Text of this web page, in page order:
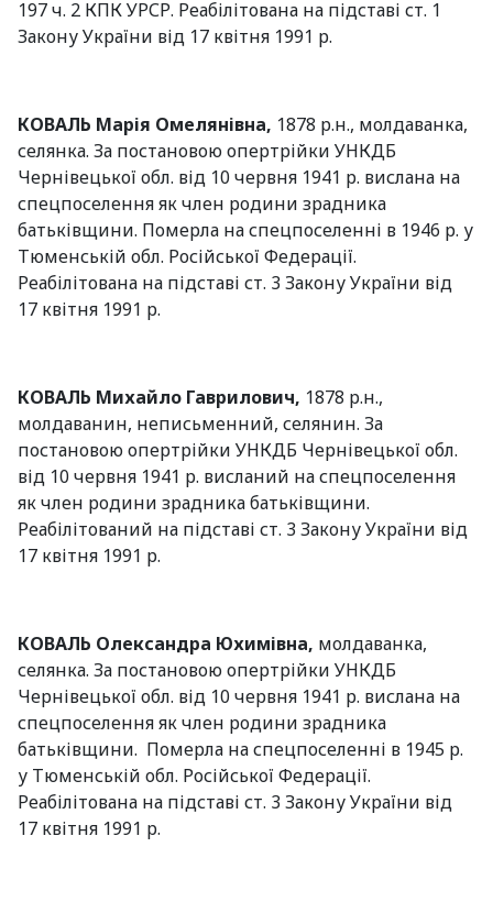
197 ч. 2 КПК УРСР. Реабілітована на підставі ст. 1
Закону України від 17 квітня 1991 р.
КОВАЛЬ Марія Омелянівна, 1878 р.н., молдаванка,
селянка. За постановою опертрійки УНКДБ
Чернівецької обл. від 10 червня 1941 р. вислана на
спецпоселення як член родини зрадника
батьківщини. Померла на спецпоселенні в 1946 р. у
Тюменській обл. Російської Федерації.
Реабілітована на підставі ст. 3 Закону України від
17 квітня 1991 р.
КОВАЛЬ Михайло Гаврилович, 1878 р.н.,
молдаванин, неписьменний, селянин. За
постановою опертрійки УНКДБ Чернівецької обл.
від 10 червня 1941 р. висланий на спецпоселення
як член родини зрадника батьківщини.
Реабілітований на підставі ст. 3 Закону України від
17 квітня 1991 р.
КОВАЛЬ Олександра Юхимівна, молдаванка,
селянка. За постановою опертрійки УНКДБ
Чернівецької обл. від 10 червня 1941 р. вислана на
спецпоселення як член родини зрадника
батьківщини. Померла на спецпоселенні в 1945 р.
у Тюменській обл. Російської Федерації.
Реабілітована на підставі ст. 3 Закону України від
17 квітня 1991 р.